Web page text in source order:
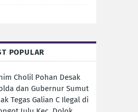
POPULAR
Cholil Pohan Desak
dan Gubernur Sumut
Tegas Galian C Ilegal di